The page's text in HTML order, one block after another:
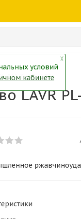
302 (PL1516) 30л
╳
условий
кабинете